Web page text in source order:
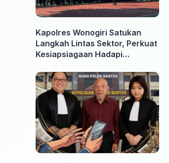
Kapolres Wonogiri Satukan
Langkah Lintas Sektor, Perkuat
Kesiapsiagaan Hadapi